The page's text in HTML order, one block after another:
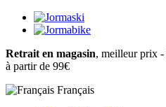
Retrait en magasin, meilleur prix -
à partir de 99€
Français